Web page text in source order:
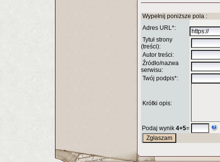
Wypełnij poniższe pola :
Adres URL*:
Tytuł strony
(treści):
Autor treści:
Źródło/nazwa
serwisu:
Twój podpis*:
Krótki opis:
Podaj wynik 4+5=